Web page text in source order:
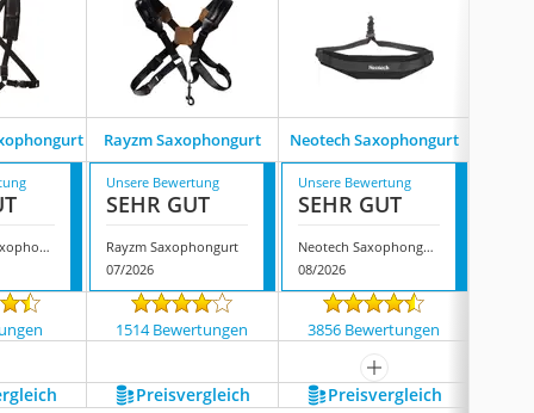
Rayzm Saxophongurt Neotech Saxophongurt
BG S40CSH Saxophongurt
Unsere Bewertung
SEHR GUT
Rayzm Saxophongurt
07/2026
Unsere Bewertung
SEHR GUT
Neotech Saxophongurt
08/2026
1514 Bewertungen 3856 Bewertungen
mehr anzeigen
Preis­vergleich Preis­vergleich